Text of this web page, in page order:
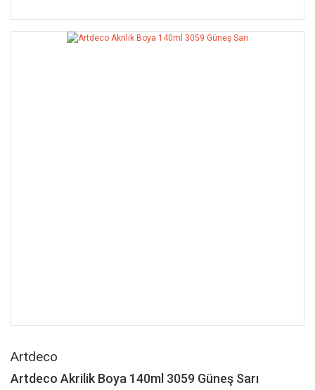
Artdeco
Artdeco Akrilik Boya 140ml 3059 Güneş Sarı